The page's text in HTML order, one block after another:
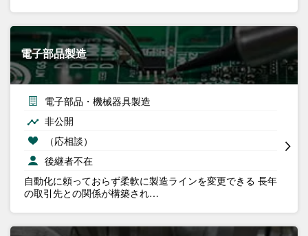
電子部品製造
電子部品・機械器具製造
非公開
（応相談）
後継者不在
自動化に頼っておらず柔軟に製造ラインを変更できる 長年
の取引先との関係が構築され…